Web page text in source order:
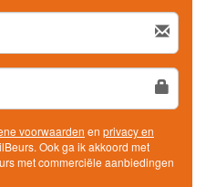
voorwaarden en privacy en